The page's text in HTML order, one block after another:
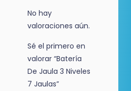
No hay
valoraciones aún.
Sé el primero en
valorar “Batería
De Jaula 3 Niveles
7 Jaulas”